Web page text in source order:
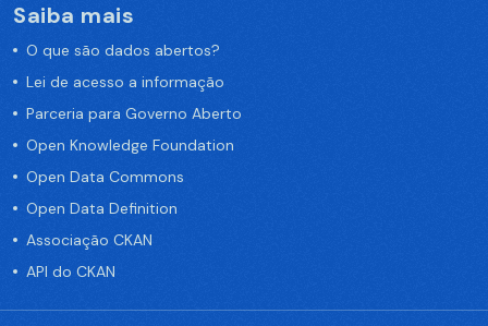
Saiba mais
O que são dados abertos?
Lei de acesso a informação
Parceria para Governo Aberto
Open Knowledge Foundation
Open Data Commons
Open Data Definition
Associação CKAN
API do CKAN